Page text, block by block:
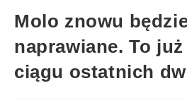
Molo znowu
naprawiane. To
ciągu ostatnich